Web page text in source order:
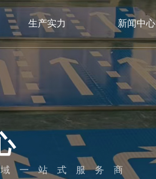
生产实力 新闻中心
一站式服务商